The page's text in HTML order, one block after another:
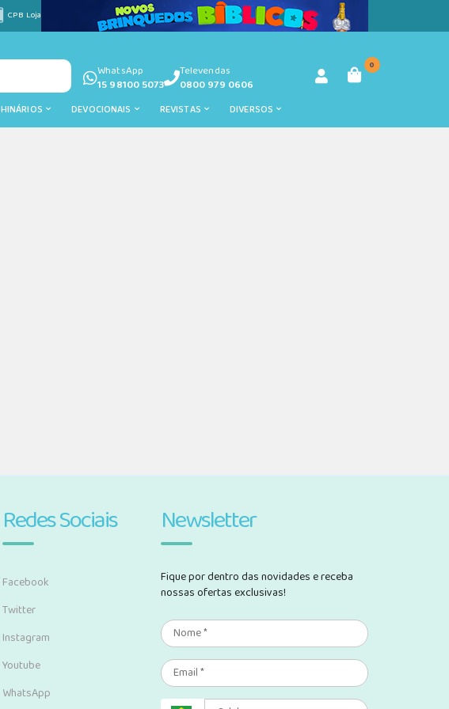
CPB Loja
WhatsApp
15 98100 5073
Televendas
0800 979 0606
0
HINÁRIOS DEVOCIONAIS REVISTAS DIVERSOS
Redes Sociais
Facebook
Twitter
Instagram
Youtube
WhatsApp
Newsletter
Fique por dentro das novidades e receba
nossas ofertas exclusivas!